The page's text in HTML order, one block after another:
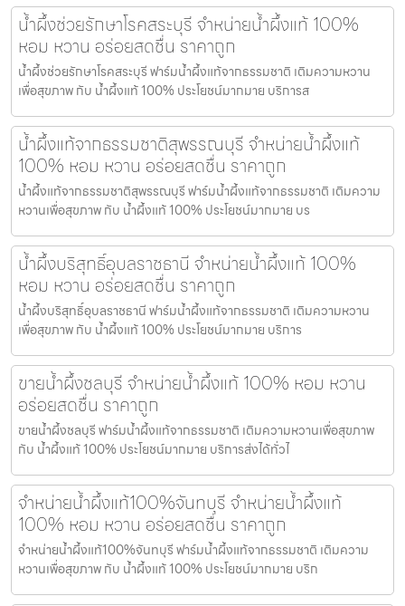
น้ำผึ้งช่วยรักษาโรคสระบุรี จำหน่ายน้ำผึ้งแท้ 100%
หอม หวาน อร่อยสดชื่น ราคาถูก
น้ำผึ้งช่วยรักษาโรคสระบุรี ฟาร์มน้ำผึ้งแท้จากธรรมชาติ เติมความหวาน
เพื่อสุขภาพ กับ น้ำผึ้งแท้ 100% ประโยชน์มากมาย บริการส
น้ำผึ้งแท้จากธรรมชาติสุพรรณบุรี จำหน่ายน้ำผึ้งแท้
100% หอม หวาน อร่อยสดชื่น ราคาถูก
น้ำผึ้งแท้จากธรรมชาติสุพรรณบุรี ฟาร์มน้ำผึ้งแท้จากธรรมชาติ เติมความ
หวานเพื่อสุขภาพ กับ น้ำผึ้งแท้ 100% ประโยชน์มากมาย บร
น้ำผึ้งบริสุทธิ์อุบลราชธานี จำหน่ายน้ำผึ้งแท้ 100%
หอม หวาน อร่อยสดชื่น ราคาถูก
น้ำผึ้งบริสุทธิ์อุบลราชธานี ฟาร์มน้ำผึ้งแท้จากธรรมชาติ เติมความหวาน
เพื่อสุขภาพ กับ น้ำผึ้งแท้ 100% ประโยชน์มากมาย บริการ
ขายน้ำผึ้งชลบุรี จำหน่ายน้ำผึ้งแท้ 100% หอม หวาน
อร่อยสดชื่น ราคาถูก
ขายน้ำผึ้งชลบุรี ฟาร์มน้ำผึ้งแท้จากธรรมชาติ เติมความหวานเพื่อสุขภาพ
กับ น้ำผึ้งแท้ 100% ประโยชน์มากมาย บริการส่งได้ทั่วไ
จำหน่ายน้ำผึ้งแท้100%จันทบุรี จำหน่ายน้ำผึ้งแท้
100% หอม หวาน อร่อยสดชื่น ราคาถูก
จำหน่ายน้ำผึ้งแท้100%จันทบุรี ฟาร์มน้ำผึ้งแท้จากธรรมชาติ เติมความ
หวานเพื่อสุขภาพ กับ น้ำผึ้งแท้ 100% ประโยชน์มากมาย บริก